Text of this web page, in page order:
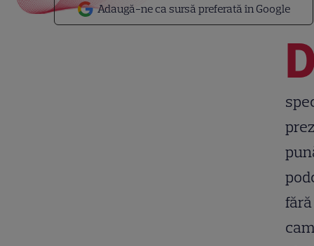
Adaugă-ne ca sursă preferată în Google
D